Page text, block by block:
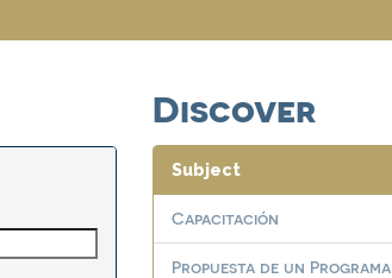
Discover
Subject
Capacitación
Propuesta de un Programa